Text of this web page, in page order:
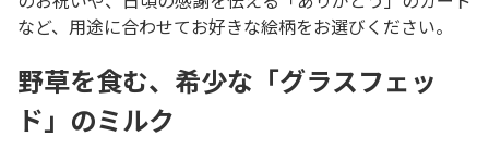
など、用途に合わせてお好きな絵柄をお選びください。
野草を食む、希少な「グラスフェッ
ド」のミルク